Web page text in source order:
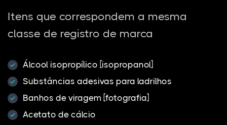
Itens que correspondem a mesma
classe de registro de marca
Álcool isopropílico [isopropanol]
Substâncias adesivas para ladrilhos
Banhos de viragem [fotografia]
Acetato de cálcio